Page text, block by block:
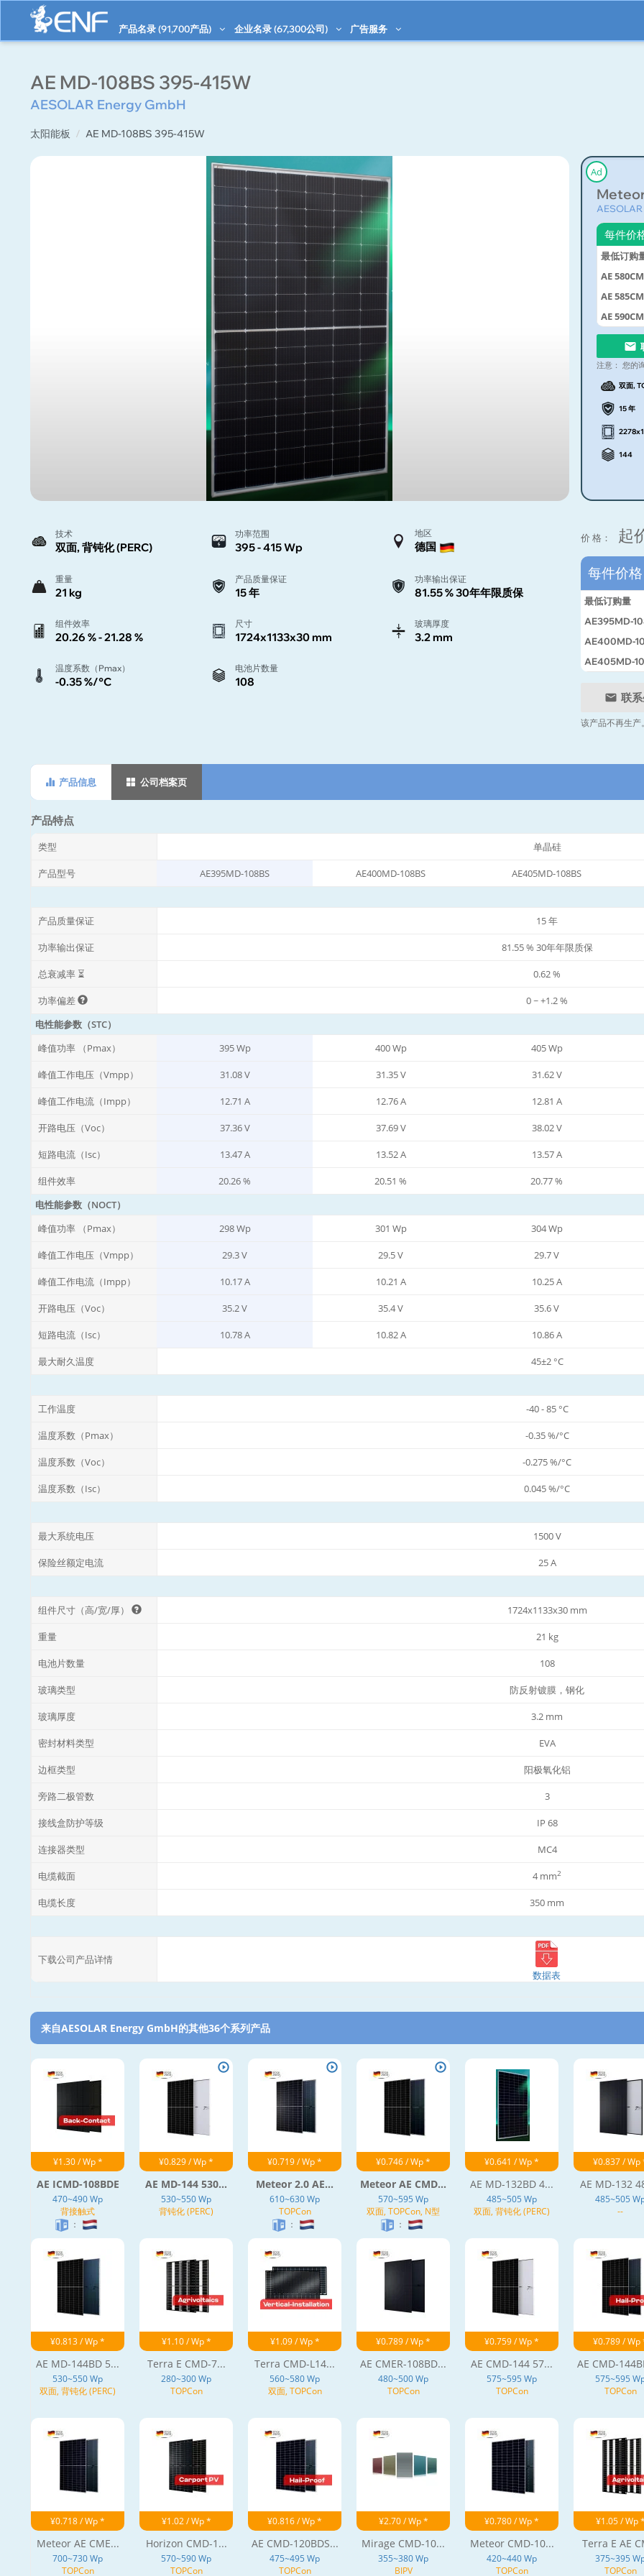
产品名录 (91,700产品) 企业名录 (67,300公司) 广告服务
AE MD-108BS 395-415W
AESOLAR Energy GmbH
太阳能板 AE MD-108BS 395-415W
Ad
每件价
最低订购
AE
AE
AE
注意： 您的
双面,
15 年
144
技术
双面, 背钝化 (PERC)
功率范围
395 - 415 Wp
地区
德国
重量
21 kg
产品质量保证
15 年
功率输出保证
81.55 % 30年年限质保
组件效率
20.26 % - 21.28 %
尺寸
1724x1133x30 mm
玻璃厚度
3.2 mm
温度系数（Pmax）
-0.35 %/°C
电池片数量
108
价 格： 起
每件价格
最低订购量
AE395MD-
AE400MD-
AE405MD-
联
该产品不再生产。
产品信息 公司档案页
产品特点
类型 单晶硅
产品型号 AE395MD-108BS AE400MD-108BS AE405MD-108BS
产品质量保证 15 年
功率输出保证 81.55 % 30年年限质保
总衰减率 ⏳ 0.62 %
功率偏差
0 ~ +1.2 %
电性能参数（STC）
峰值功率 （Pmax）
395 Wp 400 Wp 405 Wp
峰值工作电压（Vmpp） 31.08 V 31.35 V 31.62 V
峰值工作电流（Impp） 12.71 A 12.76 A 12.81 A
开路电压（Voc） 37.36 V 37.69 V 38.02 V
短路电流（Isc） 13.47 A 13.52 A 13.57 A
组件效率 20.26 % 20.51 % 20.77 %
电性能参数（NOCT）
峰值功率 （Pmax）
298 Wp 301 Wp 304 Wp
峰值工作电压（Vmpp） 29.3 V 29.5 V 29.7 V
峰值工作电流（Impp） 10.17 A 10.21 A 10.25 A
开路电压（Voc） 35.2 V 35.4 V 35.6 V
短路电流（Isc） 10.78 A 10.82 A 10.86 A
最大耐久温度 45±2 °C
工作温度 -40 - 85 °C
温度系数（Pmax） -0.35 %/°C
温度系数（Voc） -0.275 %/°C
温度系数（Isc） 0.045 %/°C
最大系统电压 1500 V
保险丝额定电流 25 A
组件尺寸（高/宽/厚） 1724x1133x30 mm
重量 21 kg
电池片数量 108
玻璃类型 防反射镀膜，钢化
玻璃厚度 3.2 mm
密封材料类型 EVA
边框类型 阳极氧化铝
旁路二极管数 3
接线盒防护等级 IP 68
连接器类型 MC4
电缆截面 4 mm2
电缆长度 350 mm
下载公司产品详情
数据表
来自AESOLAR Energy GmbH的其他36个系列产品‎
¥1.30 / Wp *
AE ICMD-108BDE
470~490 Wp
背接触式
：
¥0.829 / Wp *
AE MD-144 530...
530~550 Wp
背钝化 (PERC)
¥0.719 / Wp *
Meteor 2.0 AE...
610~630 Wp
TOPCon
：
¥0.746 / Wp *
Meteor AE CMD...
570~595 Wp
双面, TOPCon, N型
：
¥0.641 / Wp *
AE MD-132BD 4...
485~505 Wp
双面, 背钝化 (PERC)
¥0.837 / Wp
AE MD-132
485~505
--
¥0.813 / Wp *
AE MD-144BD 5...
530~550 Wp
双面, 背钝化 (PERC)
¥1.10 / Wp *
Terra E CMD-7...
280~300 Wp
TOPCon
¥1.09 / Wp *
Terra CMD-L14...
560~580 Wp
双面, TOPCon
¥0.789 / Wp *
AE CMER-108BD...
480~500 Wp
TOPCon
¥0.759 / Wp *
AE CMD-144 57...
575~595 Wp
TOPCon
¥0.789 / Wp
AE CMD-
575~595
TOPCon
¥0.718 / Wp *
Meteor AE CME...
700~730 Wp
TOPCon
¥1.02 / Wp *
Horizon CMD-1...
570~590 Wp
TOPCon
¥0.816 / Wp *
AE CMD-120BDS...
475~495 Wp
TOPCon
¥2.70 / Wp *
Mirage CMD-10...
355~380 Wp
BIPV
¥0.780 / Wp *
Meteor CMD-10...
420~440 Wp
TOPCon
¥1.05 / Wp *
Terra E AE
375~395
TOPCon